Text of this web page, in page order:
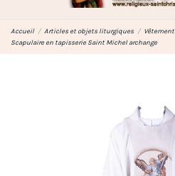
Accueil Articles et objets liturgiques
Scapulaire en tapisserie Saint Michel archange